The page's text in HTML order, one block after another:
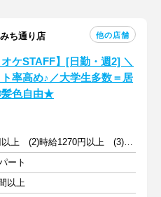
ち通り店 他の店舗
オケSTAFF】[日勤・週2] ＼
率高め♪／大学生多数＝居
色自由★
(1)時給1350円以上 (2)時給1270円以上 (3)時給1350円以上
ート
以上